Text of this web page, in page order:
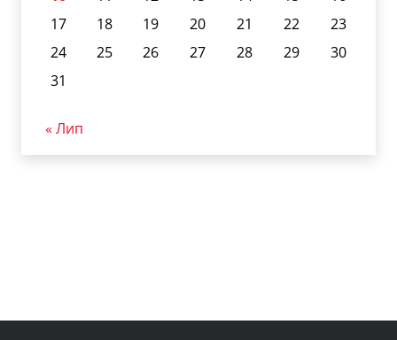
17
18 19 20 21 22
23
24
25 26 27 28 29
30
31
« Лип